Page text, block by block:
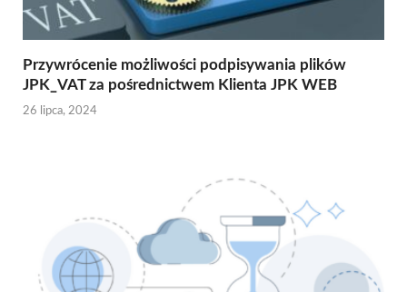
Przywrócenie możliwości podpisywania plików
JPK_VAT za pośrednictwem Klienta JPK WEB
26 lipca, 2024